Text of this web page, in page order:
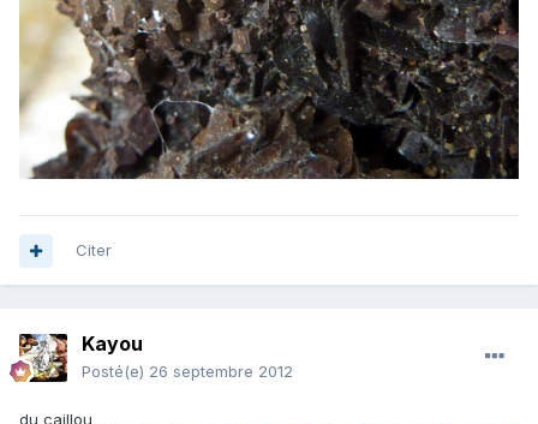
Citer
Kayou
Posté(e) 26 septembre 2012
du caillou